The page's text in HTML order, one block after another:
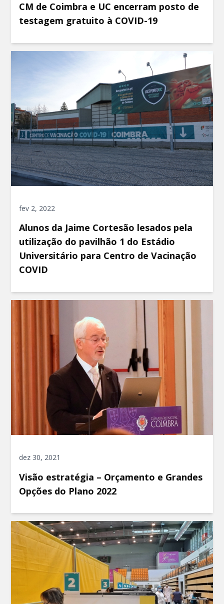
CM de Coimbra e UC encerram posto de
testagem gratuito à COVID-19
fev 2, 2022
Alunos da Jaime Cortesão lesados pela
utilização do pavilhão 1 do Estádio
Universitário para Centro de Vacinação
COVID
dez 30, 2021
Visão estratégia – Orçamento e Grandes
Opções do Plano 2022